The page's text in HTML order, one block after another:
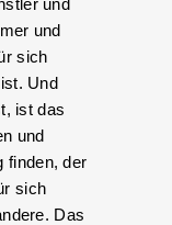
und
und
sich
Und
ist das
und
finden, der
sich
Das